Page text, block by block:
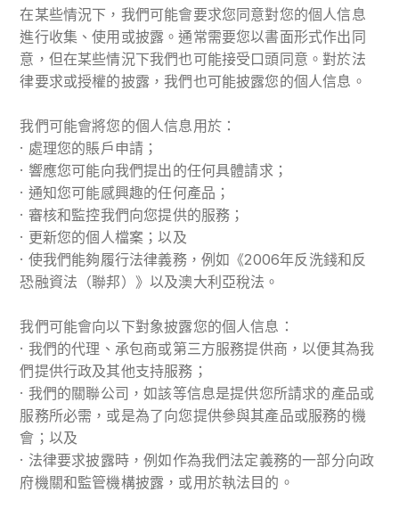
在某些情況下，我們可能會要求您同意對您的個人信息
進行收集、使用或披露。通常需要您以書面形式作出同
意，但在某些情況下我們也可能接受口頭同意。對於法
律要求或授權的披露，我們也可能披露您的個人信息。
我們可能會將您的個人信息用於：
· 處理您的賬戶申請；
· 響應您可能向我們提出的任何具體請求；
· 通知您可能感興趣的任何產品；
· 審核和監控我們向您提供的服務；
· 更新您的個人檔案；以及
· 使我們能夠履行法律義務，例如《2006年反洗錢和反
恐融資法（聯邦）》以及澳大利亞稅法。
我們可能會向以下對象披露您的個人信息：
· 我們的代理、承包商或第三方服務提供商，以便其為我
們提供行政及其他支持服務；
· 我們的關聯公司，如該等信息是提供您所請求的產品或
服務所必需，或是為了向您提供參與其產品或服務的機
會；以及
· 法律要求披露時，例如作為我們法定義務的一部分向政
府機關和監管機構披露，或用於執法目的。